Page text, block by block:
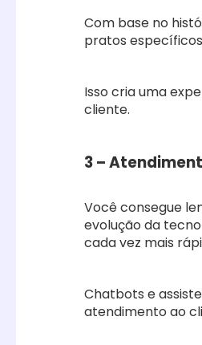
Com base no
pratos
Isso cria uma
cliente.
3 –
Você consegue
evolução da
cada vez mais
Chatbots e
atendimento ao